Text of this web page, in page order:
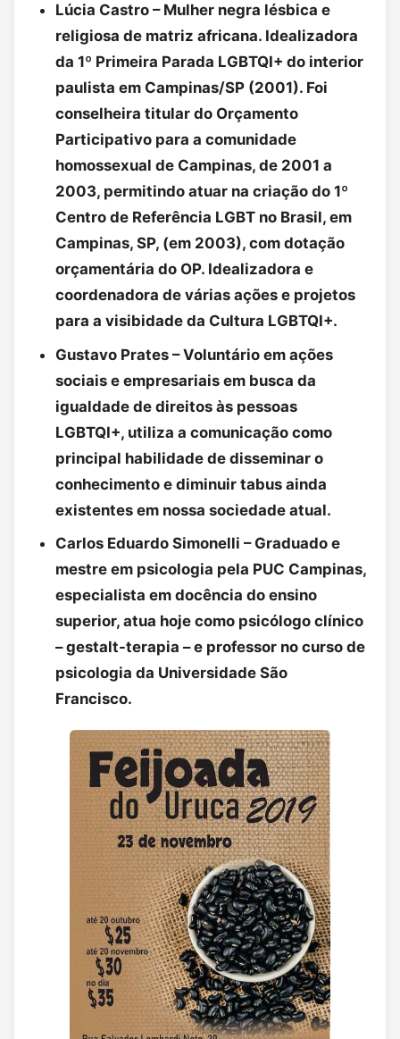
Lúcia Castro – Mulher negra lésbica e
religiosa de matriz africana. Idealizadora
da 1º Primeira Parada LGBTQI+ do interior
paulista em Campinas/SP (2001). Foi
conselheira titular do Orçamento
Participativo para a comunidade
homossexual de Campinas, de 2001 a
2003, permitindo atuar na criação do 1º
Centro de Referência LGBT no Brasil, em
Campinas, SP, (em 2003), com dotação
orçamentária do OP. Idealizadora e
coordenadora de várias ações e projetos
para a visibidade da Cultura LGBTQI+.
Gustavo Prates – Voluntário em ações
sociais e empresariais em busca da
igualdade de direitos às pessoas
LGBTQI+, utiliza a comunicação como
principal habilidade de disseminar o
conhecimento e diminuir tabus ainda
existentes em nossa sociedade atual.
Carlos Eduardo Simonelli – Graduado e
mestre em psicologia pela PUC Campinas,
especialista em docência do ensino
superior, atua hoje como psicólogo clínico
– gestalt-terapia – e professor no curso de
psicologia da Universidade São
Francisco.